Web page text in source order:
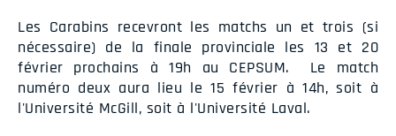
Les Carabins recevront les matchs un et trois (si
nécessaire) de la finale provinciale les 13 et 20
février prochains à 19h au CEPSUM. Le match
numéro deux aura lieu le 15 février à 14h, soit à
l'Université McGill, soit à l'Université Laval.